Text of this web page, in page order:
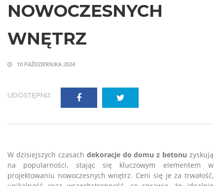
NOWOCZESNYCH
WNĘTRZ
10 PAŹDZIERNIKA 2024
UDOSTĘPNIJ:
W dzisiejszych czasach dekoracje do domu z betonu zyskują
na popularności, stając się kluczowym elementem w
projektowaniu nowoczesnych wnętrz. Ceni się je za trwałość,